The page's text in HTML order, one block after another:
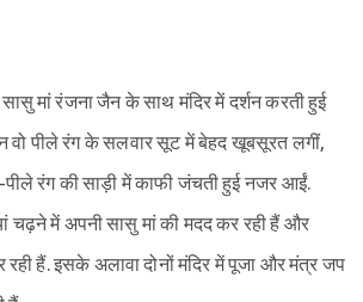
मां रंजना जैन के साथ मंदिर में दर्शन करती हुई
वो पीले रंग के सलवार सूट में बेहद खूबसूरत लगीं,
रंग की साड़ी में काफी जंचती हुई नजर आईं.
चढ़ने में अपनी सासु मां की मदद कर रही हैं और
हैं. इसके अलावा दोनों मंदिर में पूजा और मंत्र जप